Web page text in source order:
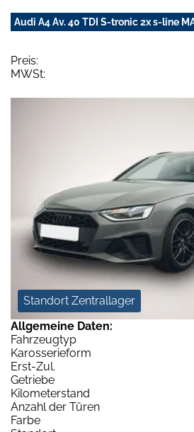
Audi A4 Av. 40 TDI S-tronic 2x s-line
Preis:
MWSt:
Standort Zentrallager
Allgemeine Daten:
Fahrzeugtyp
Karosserieform
Erst-Zul.
Getriebe
Kilometerstand
Anzahl der Türen
Farbe